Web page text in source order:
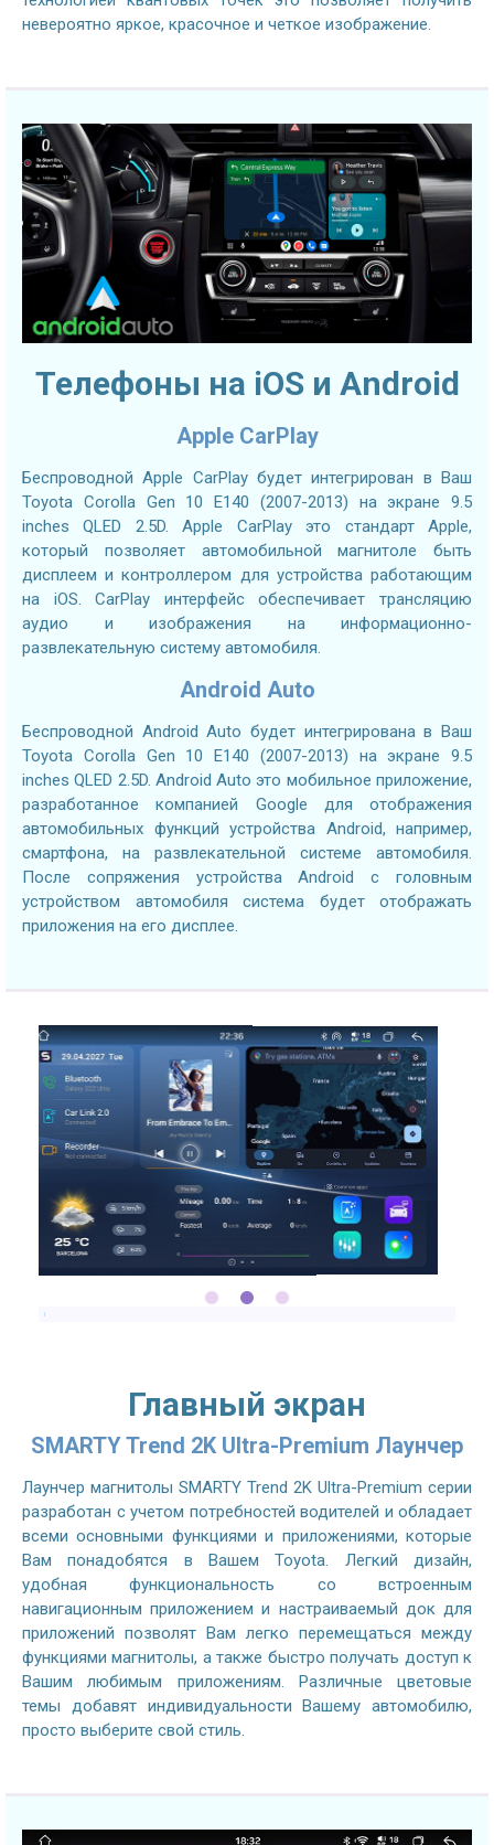
невероятно яркое, красочное и четкое изображение.
Телефоны на iOS и Android
Apple CarPlay
Беспроводной Apple CarPlay будет интегрирован в Ваш
Toyota Corolla Gen 10 E140 (2007-2013) на экране 9.5
inches QLED 2.5D. Apple CarPlay это стандарт Apple,
который позволяет автомобильной магнитоле быть
дисплеем и контроллером для устройства работающим
на iOS. CarPlay интерфейс обеспечивает трансляцию
аудио и изображения на информационно-
развлекательную систему автомобиля.
Android Auto
Беспроводной Android Auto будет интегрирована в Ваш
Toyota Corolla Gen 10 E140 (2007-2013) на экране 9.5
inches QLED 2.5D. Android Auto это мобильное приложение,
разработанное компанией Google для отображения
автомобильных функций устройства Android, например,
смартфона, на развлекательной системе автомобиля.
После сопряжения устройства Android с головным
устройством автомобиля система будет отображать
приложения на его дисплее.
2.7GHZ CPU
Главный экран
SMARTY Trend 2K Ultra-Premium Лаунчер
Лаунчер магнитолы SMARTY Trend 2K Ultra-Premium серии
разработан с учетом потребностей водителей и обладает
всеми основными функциями и приложениями, которые
Вам понадобятся в Вашем Toyota. Легкий дизайн,
удобная функциональность со встроенным
навигационным приложением и настраиваемый док для
приложений позволят Вам легко перемещаться между
функциями магнитолы, а также быстро получать доступ к
Вашим любимым приложениям. Различные цветовые
темы добавят индивидуальности Вашему автомобилю,
просто выберите свой стиль.